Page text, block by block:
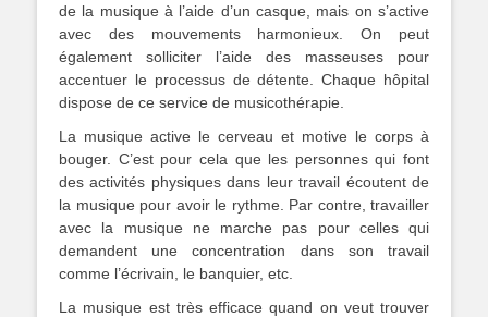
de la musique à l’aide d’un casque, mais on s’active
avec des mouvements harmonieux. On peut
également solliciter l’aide des masseuses pour
accentuer le processus de détente. Chaque hôpital
dispose de ce service de musicothérapie.
La musique active le cerveau et motive le corps à
bouger. C’est pour cela que les personnes qui font
des activités physiques dans leur travail écoutent de
la musique pour avoir le rythme. Par contre, travailler
avec la musique ne marche pas pour celles qui
demandent une concentration dans son travail
comme l’écrivain, le banquier, etc.
La musique est très efficace quand on veut trouver